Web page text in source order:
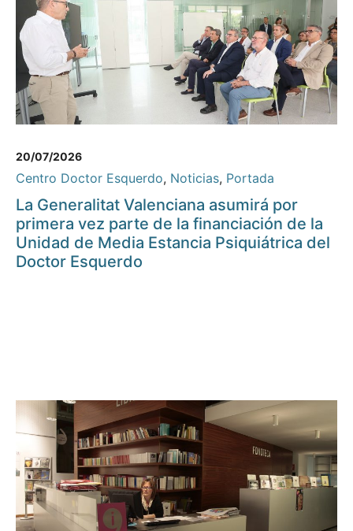
20/07/2026
Centro Doctor Esquerdo, Noticias, Portada
La Generalitat Valenciana asumirá por
primera vez parte de la financiación de la
Unidad de Media Estancia Psiquiátrica del
Doctor Esquerdo